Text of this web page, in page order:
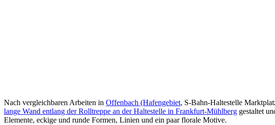
Nach vergleichbaren Arbeiten in Offenbach (Hafengebiet, S-Bahn-Haltestelle
lange Wand entlang der Rolltreppe an der Haltestelle in Frankfurt-Mühlberg gestaltet
Elemente, eckige und runde Formen, Linien und ein paar florale Motive.